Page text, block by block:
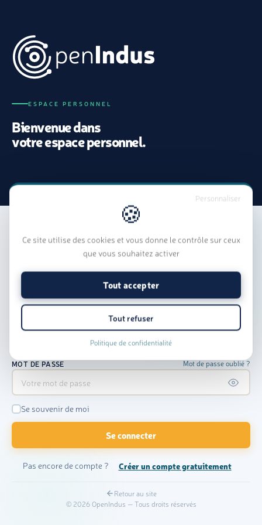
ESPACE PERSONNEL
Bienvenue dans
votre espace personnel.
Connexion Inscription
Mon espace client
Connectez-vous à votre espace personnel OpenIndus
EMAIL OU IDENTIFIANT
MOT DE PASSE Mot de passe oublié ?
Se souvenir de moi
Se connecter
Pas encore de compte ? Créer un compte gratuitement
Retour au site
© 2026 OpenIndus — Tous droits réservés
Ce site utilise des cookies et vous donne le contrôle sur ceux
que vous souhaitez activer
Tout accepter
Tout refuser
Personnaliser
Politique de confidentialité